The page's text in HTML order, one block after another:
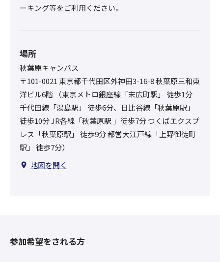
ーキング等をご利用ください。
場所
秋葉原キャンパス
〒101-0021 東京都千代田区外神田3-16-8 秋葉原三和東
洋ビル6階 （東京メトロ銀座線「末広町駅」 徒歩1分
千代田線「湯島駅」 徒歩6分、日比谷線「秋葉原駅」
徒歩10分 JR各線「秋葉原駅 」徒歩7分 つくばエクスプ
レス「秋葉原駅」 徒歩9分 都営大江戸線「上野御徒町
駅」 徒歩7分）
地図を開く
参加希望をされる方